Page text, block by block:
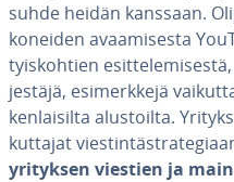
suh­de heidän kanssaan.
ko­nei­den avaa­mi­ses­ta
tyis­koh­tien
jes­tä­jä, esi­merk­ke­jä
ken­lai­sil­ta alus­toil­ta.
kut­ta­jat
yrityksen viestien ja